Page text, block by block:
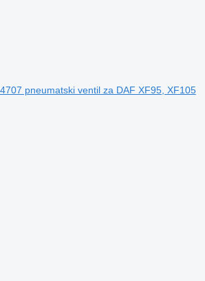
pneumatski ventil za DAF XF95, XF105